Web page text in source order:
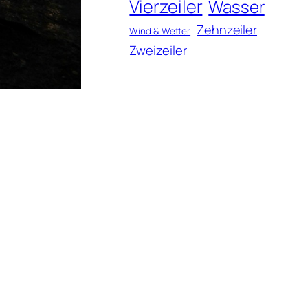
Vierzeiler Wasser
Wind & Wetter Zehnzeiler
Zweizeiler